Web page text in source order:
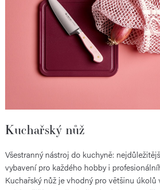
Kuchařský nůž
Všestranný nástroj do kuchyně:
vybavení pro každého hobby i
Kuchařský nůž je vhodný pro většinu úkolů